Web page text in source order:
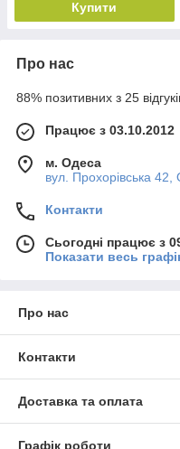
Купити
Про нас
88% позитивних з 25
Працює з 03.10.2012
м. Одеса
вул. Прохорівська 42,
Контакти
Сьогодні працює з
Показати весь
Про нас
Контакти
Доставка та оплата
Графік роботи